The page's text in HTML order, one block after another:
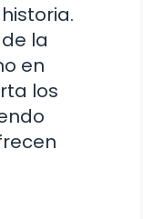
la
en
los